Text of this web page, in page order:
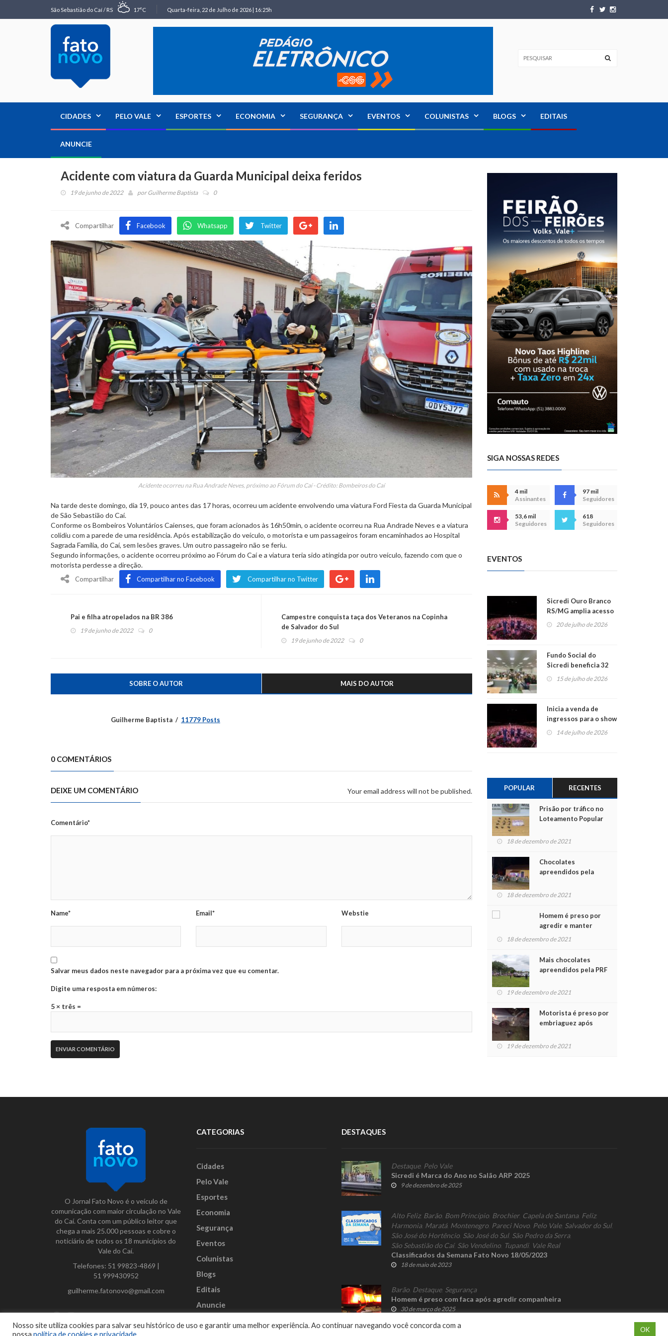
São Sebastião do Caí / RS 17°C Quarta-feira, 22 de Julho de 2026 | 16:25h
CIDADES PELO VALE ESPORTES ECONOMIA SEGURANÇA EVENTOS COLUNISTAS BLOGS EDITAIS
ANUNCIE
Acidente com viatura da Guarda Municipal deixa feridos
19 de junho de 2022 porGuilherme Baptista 0
Compartilhar Facebook Whatsapp Twitter
Acidente ocorreu na Rua Andrade Neves, próximo ao Fórum do Caí - Crédito: Bombeiros do Caí
Na tarde deste domingo, dia 19, pouco antes das 17 horas, ocorreu um acidente envolvendo uma viatura Ford Fiesta da Guarda Municipal
de São Sebastião do Caí.
Conforme os Bombeiros Voluntários Caienses, que foram acionados às 16h50min, o acidente ocorreu na Rua Andrade Neves e a viatura
colidiu com a parede de uma residência. Após estabilização do veículo, o motorista e um passageiros foram encaminhados ao Hospital
Sagrada Família, do Caí, sem lesões graves. Um outro passageiro não se feriu.
Segundo informações, o acidente ocorreu próximo ao Fórum do Caí e a viatura teria sido atingida por outro veículo, fazendo com que o
motorista perdesse a direção.
Compartilhar Compartilhar no Facebook Compartilhar no Twitter
Pai e filha atropelados na BR 386
19 de junho de 2022 0
Campestre conquista taça dos Veteranos na Copinha
de Salvador do Sul
19 de junho de 2022 0
SOBRE O AUTOR MAIS DO AUTOR
Guilherme Baptista 11779 Posts
0 COMENTÁRIOS
DEIXE UM COMENTÁRIO Your email address will not be published.
Comentário*
Name* Email* Webstie
Salvar meus dados neste navegador para a próxima vez que eu comentar.
Digite uma resposta em números:
5 × três =
SIGA NOSSAS REDES
4 mil
Assinantes
97 mil
Seguidores
53,6 mil
Seguidores
618
Seguidores
EVENTOS
Sicredi Ouro Branco
RS/MG amplia acesso
ao show dos 45 anos
20 de julho de 2026
Fundo Social do
Sicredi beneficia 32
projetos em
Montenegro
15 de julho de 2026
Inicia a venda de
ingressos para o show
do Jota Quest nos 45
14 de julho de 2026
POPULAR RECENTES
Prisão por tráfico no
Loteamento Popular
18 de dezembro de 2021
Chocolates
apreendidos pela
para crianças na
18 de dezembro de 2021
Homem é preso por
agredir e manter
mulher em cárcere
18 de dezembro de 2021
Mais chocolates
apreendidos pela PRF
crianças no Natal
19 de dezembro de 2021
Motorista é preso por
embriaguez após
feridos
19 de dezembro de 2021
O Jornal Fato Novo é o veículo de
comunicação com maior circulação no Vale
do Caí. Conta com um público leitor que
chega a mais 25.000 pessoas e cobre o
noticiário de todos os 18 municípios do
Vale do Caí.
Telefones: 51 99823-4869 |
51 999430952
guilherme.fatonovo@gmail.com
Facebook
Instagram
Twitter
CATEGORIAS
Cidades
Pelo Vale
Esportes
Economia
Segurança
Eventos
Colunistas
Blogs
Editais
Anuncie
DESTAQUES
Destaque, Pelo Vale
Sicredi é Marca do Ano no Salão ARP 2025
9 de dezembro de 2025
Alto Feliz, Barão Bom Princípio Brochier, Capela de Santana, Feliz,
Harmonia, Maratá, Montenegro Pareci Novo Pelo Vale, Salvador do Sul,
São José do Hortêncio São José do Sul, São Pedro da Serra,
São Sebastião do Caí, São Vendelino Tupandi, Vale Real
Classificados da Semana Fato Novo 18/05/2023
18 de maio de 2023
Barão Destaque, Segurança
Homem é preso com faca após agredir companheira
30 de março de 2025
Nosso site utiliza cookies para salvar seu histórico de uso e garantir uma melhor experiência. Ao continuar navegando você concorda com a
nossa política de cookies e privacidade
OK